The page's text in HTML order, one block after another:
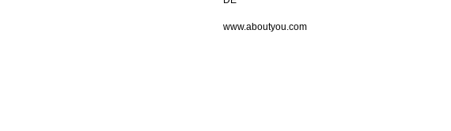
www.aboutyou.com